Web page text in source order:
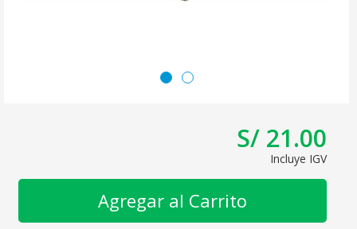
S/ 21.00
Incluye IGV
Agregar al Carrito